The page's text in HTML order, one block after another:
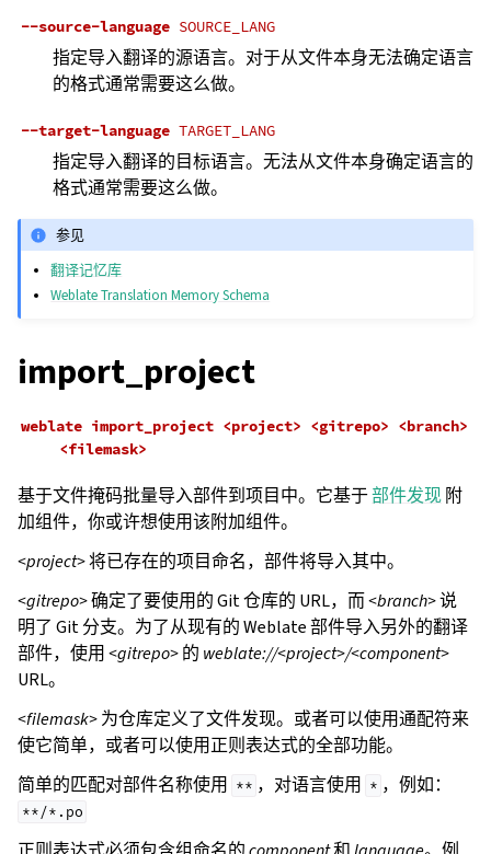
--source-language SOURCE_LANG
指定导入翻译的源语言。对于从文件本身无法确定语言
的格式通常需要这么做。
--target-language TARGET_LANG
指定导入翻译的目标语言。无法从文件本身确定语言的
格式通常需要这么做。
参见
翻译记忆库
Weblate Translation Memory Schema
import_project
weblate import_project <project> <gitrepo> <branch>
<filemask>
基于文件掩码批量导入部件到项目中。它基于部件发现 附
加组件，你或许想使用该附加组件。
<project>将已存在的项目命名，部件将导入其中。
<gitrepo>确定了要使用的 Git 仓库的 URL，而<branch>说
明了 Git 分支。为了从现有的 Weblate 部件导入另外的翻译
部件，使用 <gitrepo>的 weblate://<project>/<component>
URL。
<filemask>为仓库定义了文件发现。或者可以使用通配符来
使它简单，或者可以使用正则表达式的全部功能。
简单的匹配对部件名称使用
** ，对语言使用 * ，例如：
**/*.po